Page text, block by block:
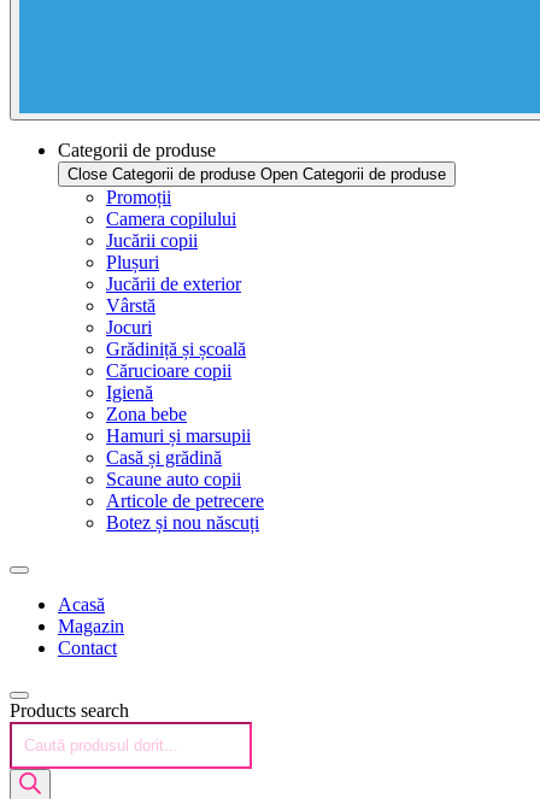
Categorii de produse
Close Categorii de produse Open Categorii de produse
Promoții
Camera copilului
Jucării copii
Plușuri
Jucării de exterior
Vârstă
Jocuri
Grădiniță și școală
Cărucioare copii
Igienă
Zona bebe
Hamuri și marsupii
Casă și grădină
Scaune auto copii
Articole de petrecere
Botez și nou născuți
Acasă
Magazin
Contact
Products search